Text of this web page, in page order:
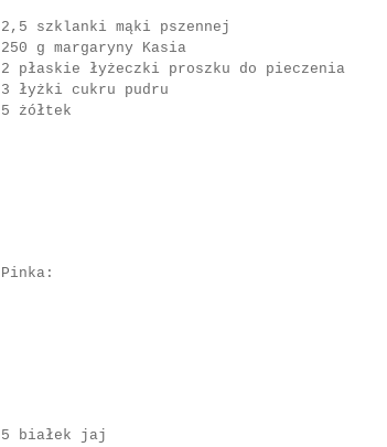
2,5 szklanki mąki pszennej
250 g margaryny Kasia
2 płaskie łyżeczki proszku do pieczenia
3 łyżki cukru pudru
5 żółtek
Pinka:
5 białek jaj